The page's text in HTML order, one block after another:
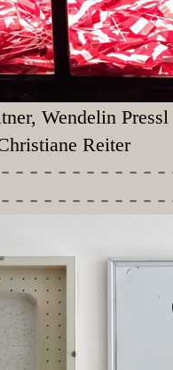
Wendelin Pressl
Reiter